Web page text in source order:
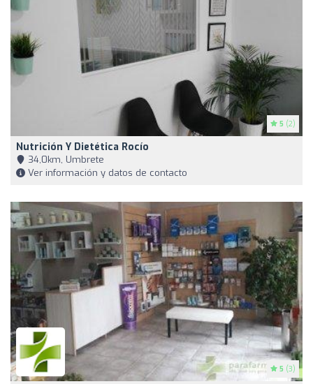
5 (2)
Nutrición Y Dietética Rocío
34,0km, Umbrete
Ver información y datos de contacto
5 (3)